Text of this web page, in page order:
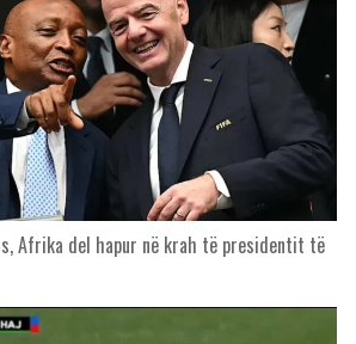
s, Afrika del hapur në krah të presidentit të